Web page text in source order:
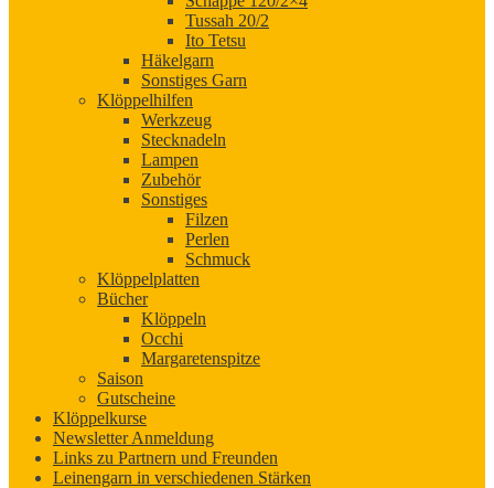
Tussah 20/2
Ito Tetsu
Häkelgarn
Sonstiges Garn
Klöppelhilfen
Werkzeug
Stecknadeln
Lampen
Zubehör
Sonstiges
Filzen
Perlen
Schmuck
Klöppelplatten
Bücher
Klöppeln
Occhi
Margaretenspitze
Saison
Gutscheine
Klöppelkurse
Newsletter Anmeldung
Links zu Partnern und Freunden
Leinengarn in verschiedenen Stärken